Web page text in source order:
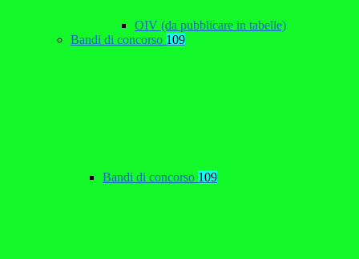
OIV (da pubblicare in tabelle)
Bandi di concorso 109
Bandi di concorso 109